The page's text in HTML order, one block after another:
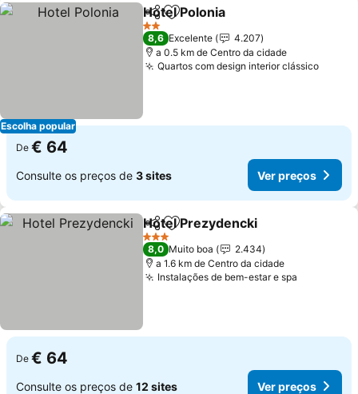
Escolha popular
PartilharAdicionar aos favoritos
Hotel Polonia
2 Estrelas
8,6 Excelente
4.207
a 0.5 km de Centro da cidade
Quartos com design interior clássicoVer
De € 64
Consulte os preços de 3 sites Ver preços
PartilharAdicionar aos favoritos
Hotel Prezydencki
3 Estrelas
8,0 Muito boa
2.434
a 1.6 km de Centro da cidade
Instalações de bem-estar e spa
De € 64
Consulte os preços de 12 sites Ver preços